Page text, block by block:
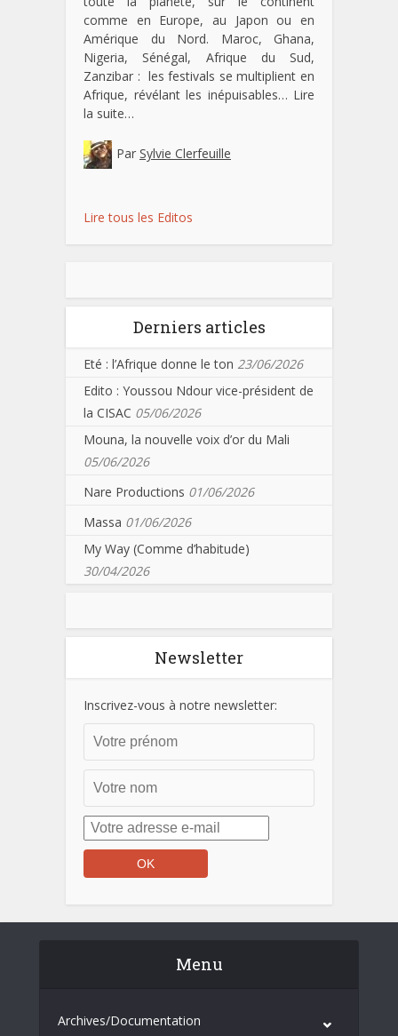
comme en Europe, au Japon ou en
Amérique du Nord. Maroc, Ghana,
Nigeria, Sénégal, Afrique du Sud,
Zanzibar : les festivals se multiplient en
Afrique, révélant les inépuisables… Lire
la suite…
Par Sylvie Clerfeuille
Lire tous les Editos
Derniers articles
Eté : l’Afrique donne le ton 23/06/2026
Edito : Youssou Ndour vice-président de
la CISAC 05/06/2026
Mouna, la nouvelle voix d’or du Mali
05/06/2026
Nare Productions 01/06/2026
Massa 01/06/2026
My Way (Comme d’habitude)
30/04/2026
Newsletter
Inscrivez-vous à notre newsletter:
Menu
Archives/Documentation